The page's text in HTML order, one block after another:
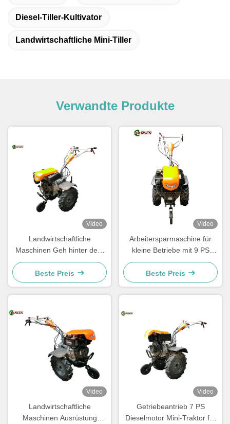
Diesel-Tiller-Kultivator
Landwirtschaftliche Mini-Tiller
Verwandte Produkte
Video
Landwirtschaftliche
Maschinen Geh hinter dem
Tiller Landwirtschaftlicher
Traktor 10 PS Zwei-Rad-
Mini-Diesel-Traktor
Beste Preis
Video
Arbeitersparmaschine für
kleine Betriebe mit 9 PS
Dieselmotor und
verstellbarem Griff
Beste Preis
Video
Landwirtschaftliche
Maschinen Ausrüstung
Video
Getriebeantrieb 7 PS
Dieselmotor Mini-Traktor für